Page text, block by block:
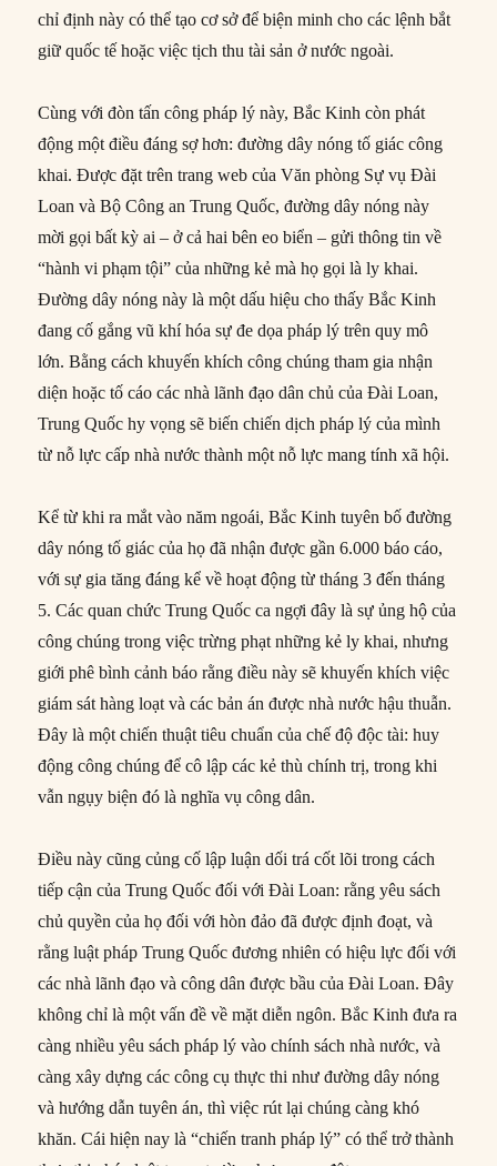
chỉ định này có thể tạo cơ sở để biện minh cho các lệnh bắt
giữ quốc tế hoặc việc tịch thu tài sản ở nước ngoài.
Cùng với đòn tấn công pháp lý này, Bắc Kinh còn phát
động một điều đáng sợ hơn: đường dây nóng tố giác công
khai. Được đặt trên trang web của Văn phòng Sự vụ Đài
Loan và Bộ Công an Trung Quốc, đường dây nóng này
mời gọi bất kỳ ai – ở cả hai bên eo biển – gửi thông tin về
“hành vi phạm tội” của những kẻ mà họ gọi là ly khai.
Đường dây nóng này là một dấu hiệu cho thấy Bắc Kinh
đang cố gắng vũ khí hóa sự đe dọa pháp lý trên quy mô
lớn. Bằng cách khuyến khích công chúng tham gia nhận
diện hoặc tố cáo các nhà lãnh đạo dân chủ của Đài Loan,
Trung Quốc hy vọng sẽ biến chiến dịch pháp lý của mình
từ nỗ lực cấp nhà nước thành một nỗ lực mang tính xã hội.
Kể từ khi ra mắt vào năm ngoái, Bắc Kinh tuyên bố đường
dây nóng tố giác của họ đã nhận được gần 6.000 báo cáo,
với sự gia tăng đáng kể về hoạt động từ tháng 3 đến tháng
5. Các quan chức Trung Quốc ca ngợi đây là sự ủng hộ của
công chúng trong việc trừng phạt những kẻ ly khai, nhưng
giới phê bình cảnh báo rằng điều này sẽ khuyến khích việc
giám sát hàng loạt và các bản án được nhà nước hậu thuẫn.
Đây là một chiến thuật tiêu chuẩn của chế độ độc tài: huy
động công chúng để cô lập các kẻ thù chính trị, trong khi
vẫn ngụy biện đó là nghĩa vụ công dân.
Điều này cũng củng cố lập luận dối trá cốt lõi trong cách
tiếp cận của Trung Quốc đối với Đài Loan: rằng yêu sách
chủ quyền của họ đối với hòn đảo đã được định đoạt, và
rằng luật pháp Trung Quốc đương nhiên có hiệu lực đối với
các nhà lãnh đạo và công dân được bầu của Đài Loan. Đây
không chỉ là một vấn đề về mặt diễn ngôn. Bắc Kinh đưa ra
càng nhiều yêu sách pháp lý vào chính sách nhà nước, và
càng xây dựng các công cụ thực thi như đường dây nóng
và hướng dẫn tuyên án, thì việc rút lại chúng càng khó
khăn. Cái hiện nay là “chiến tranh pháp lý” có thể trở thành